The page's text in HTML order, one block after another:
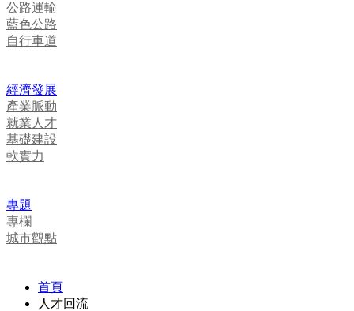
公路運輸
藍色公路
自行車道
經濟發展
產業脈動
就業人才
基礎建設
軟實力
專題
專欄
城市觀點
首頁
人才回流